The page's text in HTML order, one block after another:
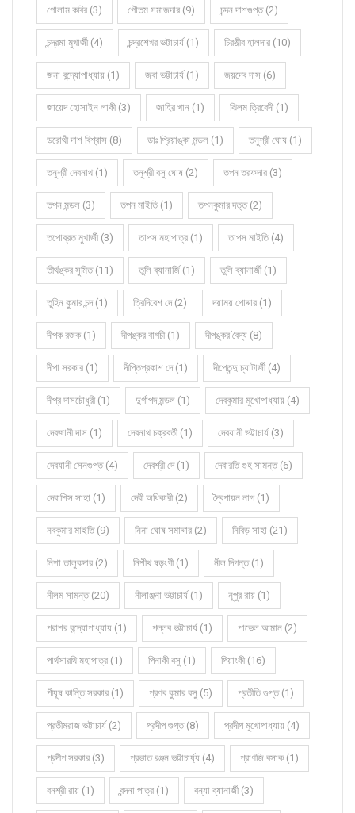
গোলাম কবির (3) গৌতম সমাজদার (9) চন্দন দাশগুপ্ত (2)
চন্দ্রমা মুখার্জী (4) চন্দ্রশেখর ভট্টাচার্য (1) চিরঞ্জীব হালদার (10)
জনা বন্দ্যোপাধ্যায় (1) জবা ভট্টাচার্য (1) জয়দেব দাস (6)
জায়েদ হোসাইন লাকী (3) জাহির খান (1) ঝিলম ত্রিবেদী (1)
ডরোথী দাশ বিশ্বাস (8) ডাঃ প্রিয়াঙ্কা মন্ডল (1) তনুশ্রী ঘোষ (1)
তনুশ্রী দেবনাথ (1) তনুশ্রী বসু ঘোষ (2) তপন তরফদার (3)
তপন মন্ডল (3) তপন মাইতি (1) তপনকুমার দত্ত (2)
তপোব্রত মুখার্জী (3) তাপস মহাপাত্র (1) তাপস মাইতি (4)
তীর্থঙ্কর সুমিত (11) তুলি ব্যানার্জি (1) তুলি ব্যানার্জী (1)
তুহিন কুমার চন্দ (1) ত্রিদিবেশ দে (2) দয়াময় পোদ্দার (1)
দীপক রজক (1) দীপঙ্কর বাগচী (1) দীপঙ্কর বৈদ্য (8)
দীপা সরকার (1) দীপ্তিপ্রকাশ দে (1) দীপ্তেন্দু চ্যাটার্জী (4)
দীপ্র দাসচৌধুরী (1) দুর্গাপদ মন্ডল (1) দেবকুমার মুখোপাধ্যায় (4)
দেবজানী দাস (1) দেবনাথ চক্রবর্তী (1) দেবযানী ভট্টাচার্য (3)
দেবযানী সেনগুপ্ত (4) দেবশ্রী দে (1) দেবারতি গুহ সামন্ত (6)
দেবাশিস সাহা (1) দেবী অধিকারী (2) দ্বৈপায়ন নাগ (1)
নবকুমার মাইতি (9) নিনা ঘোষ সমাদ্দার (2) নিবিড় সাহা (21)
নিশা তালুকদার (2) নিশীথ ষড়ংগী (1) নীল দিগন্ত (1)
নীলম সামন্ত (20) নীলাঞ্জনা ভট্টাচার্য (1) নূপুর রায় (1)
পরাশর বন্দ্যোপাধ্যায় (1) পল্লব ভট্টাচার্য (1) পাভেল আমান (2)
পার্থসারথি মহাপাত্র (1) পিনাকী বসু (1) পিয়াংকী (16)
পীযূষ কান্তি সরকার (1) প্রণব কুমার বসু (5) প্রতীতি গুপ্ত (1)
প্রতীমরাজ ভট্টাচার্য (2) প্রদীপ গুপ্ত (8) প্রদীপ মুখোপাধ্যায় (4)
প্রদীপ সরকার (3) প্রভাত রঞ্জন ভট্টাচার্য্য (4) প্রাণজি বসাক (1)
বনশ্রী রায় (1) বন্দনা পাত্র (1) বন্যা ব্যানার্জী (3)